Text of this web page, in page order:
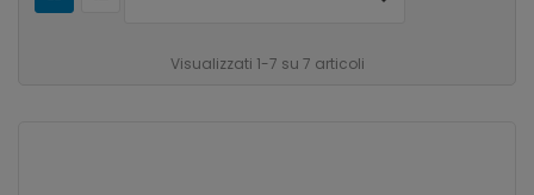
Visualizzati 1-7 su 7 articoli